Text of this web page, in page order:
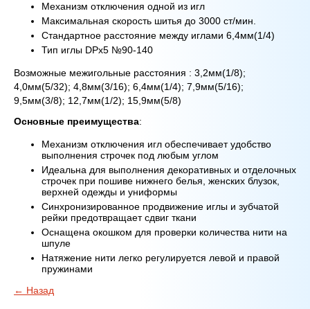
Механизм отключения одной из игл
Максимальная скорость шитья до 3000 ст/мин.
Стандартное расстояние между иглами 6,4мм(1/4)
Тип иглы DPx5 №90-140
Возможные межигольные расстояния : 3,2мм(1/8);
4,0мм(5/32); 4,8мм(3/16); 6,4мм(1/4); 7,9мм(5/16);
9,5мм(3/8); 12,7мм(1/2); 15,9мм(5/8)
Основные преимущества:
Механизм отключения игл обеспечивает удобство
выполнения строчек под любым углом
Идеальна для выполнения декоративных и отделочных
строчек при пошиве нижнего белья, женских блузок,
верхней одежды и униформы
Синхронизированное продвижение иглы и зубчатой
рейки предотвращает сдвиг ткани
Оснащена окошком для проверки количества нити на
шпуле
Натяжение нити легко регулируется левой и правой
пружинами
← Назад